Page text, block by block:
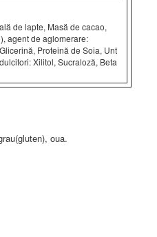
RON 279.72
de lapte, Masă de cacao,
agent de aglomerare:
Proteină de Soia, Unt
Xilitol, Sucraloză, Beta
oua.